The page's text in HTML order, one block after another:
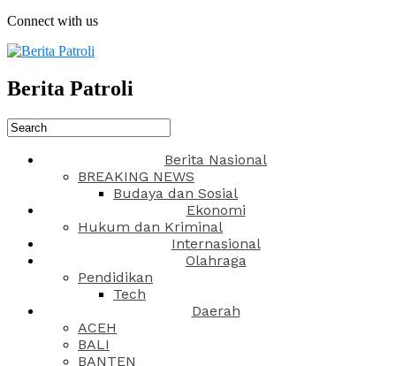
Connect with us
Berita Patroli
Berita Nasional
BREAKING NEWS
Budaya dan Sosial
Ekonomi
Hukum dan Kriminal
Internasional
Olahraga
Pendidikan
Tech
Daerah
ACEH
BALI
BANTEN